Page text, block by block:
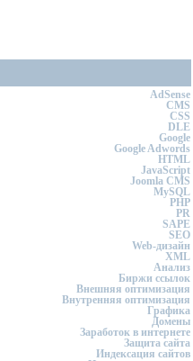
AdSense
CMS
CSS
DLE
Google
Google Adwords
HTML
JavaScript
Joomla CMS
MySQL
PHP
PR
SAPE
SEO
Web-дизайн
XML
Анализ
Биржи ссылок
Внешняя оптимизация
Внутренняя оптимизация
Графика
Домены
Заработок в интернете
Защита сайта
Индексация сайтов